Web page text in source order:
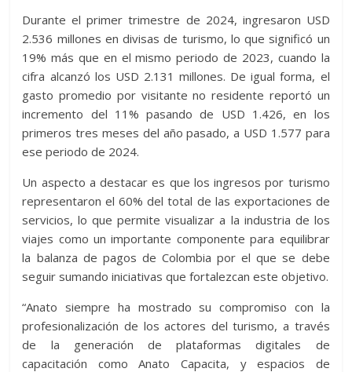
Durante el primer trimestre de 2024, ingresaron USD
2.536 millones en divisas de turismo, lo que significó un
19% más que en el mismo periodo de 2023, cuando la
cifra alcanzó los USD 2.131 millones. De igual forma, el
gasto promedio por visitante no residente reportó un
incremento del 11% pasando de USD 1.426, en los
primeros tres meses del año pasado, a USD 1.577 para
ese periodo de 2024.
Un aspecto a destacar es que los ingresos por turismo
representaron el 60% del total de las exportaciones de
servicios, lo que permite visualizar a la industria de los
viajes como un importante componente para equilibrar
la balanza de pagos de Colombia por el que se debe
seguir sumando iniciativas que fortalezcan este objetivo.
“Anato siempre ha mostrado su compromiso con la
profesionalización de los actores del turismo, a través
de la generación de plataformas digitales de
capacitación como Anato Capacita, y espacios de